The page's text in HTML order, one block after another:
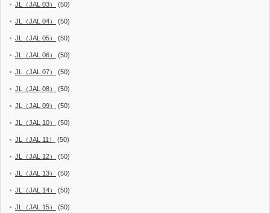
JL（JAL 03） (50)
JL（JAL 04） (50)
JL（JAL 05） (50)
JL（JAL 06） (50)
JL（JAL 07） (50)
JL（JAL 08） (50)
JL（JAL 09） (50)
JL（JAL 10） (50)
JL（JAL 11） (50)
JL（JAL 12） (50)
JL（JAL 13） (50)
JL（JAL 14） (50)
JL（JAL 15） (50)